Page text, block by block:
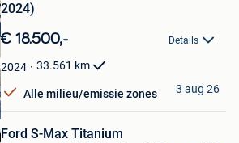
2024)
€ 18.500,- Details
2024 33.561 km
Alle milieu/emissie zones 3 aug 26
Ford S-Max Titanium